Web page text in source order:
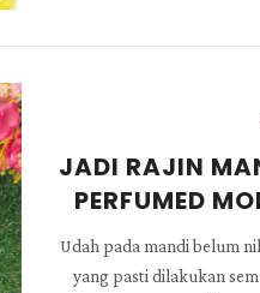
JADI RAJIN
PERFUMED
Udah pada mandi belum
yang pasti dilakukan